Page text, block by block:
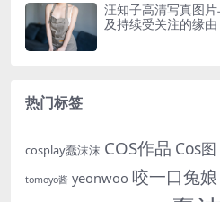
汪知子高清写真图
及持续受关注的缘由
热门标签
cosplay蠢沫沫 COS作品 Cos图
tomoyo酱 yeonwoo 咬一口兔娘